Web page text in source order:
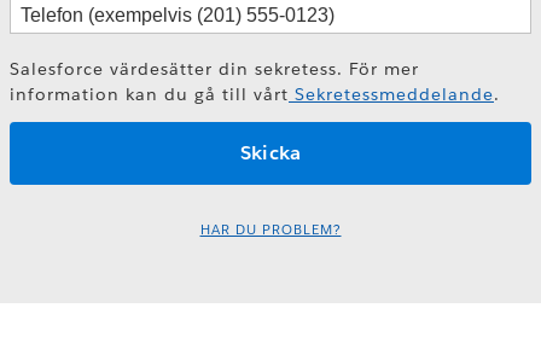
Salesforce värdesätter din sekretess. För mer
information kan du gå till vårt Sekretessmeddelande.
HAR DU PROBLEM?